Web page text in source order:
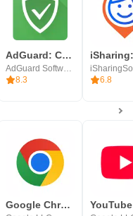
AdGuard: Content Blocker
8.3
6.8
Google Chrome YouTube